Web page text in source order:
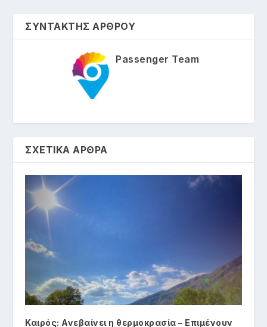
ΣΥΝΤΑΚΤΗΣ ΑΡΘΡΟΥ
Passenger Team
ΣΧΕΤΙΚΑ ΑΡΘΡΑ
Καιρός: Ανεβαίνει η θερμοκρασία – Επιμένουν